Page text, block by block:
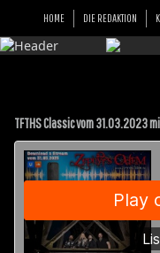
HOME DIE REDAKTION
TFTHS Classic vom 31.03.2023